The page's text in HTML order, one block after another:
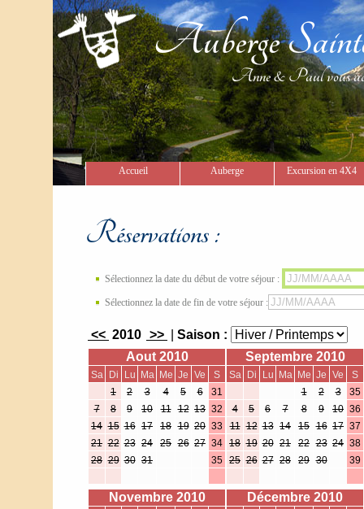
Auberge
Anne & Paul vous
Accueil Auberge Excursion en 4X4
Réservations :
Sélectionnez la date du début de votre séjour :
Sélectionnez la date de fin de votre séjour :
<< 2010 >>
Saison :
Aout 2010
Sa Di Lu Ma Me Je Ve
S
1
2 3 4 5 6
31
7
8 9 10 11 12 13 32
14 15 16 17 18 19 20 33
21 22 23 24 25 26 27 34
28 29 30 31 35
Septembre 2010
Sa Di Lu Ma Me Je Ve
S
1
2 3
35
4
5 6 7 8 9 10 36
11 12 13 14 15 16 17 37
18 19 20 21 22 23 24 38
25 26 27 28 29 30 39
Novembre 2010 Décembre 2010